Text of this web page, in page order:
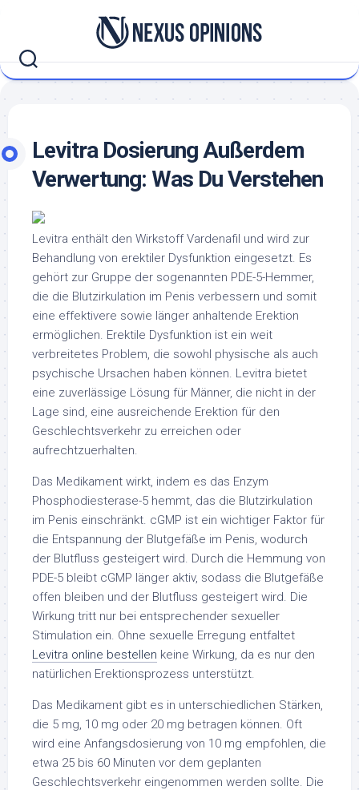
Levitra Dosierung Außerdem
Verwertung: Was Du Verstehen
Levitra enthält den Wirkstoff Vardenafil und wird zur
Behandlung von erektiler Dysfunktion eingesetzt. Es
gehört zur Gruppe der sogenannten PDE-5-Hemmer,
die die Blutzirkulation im Penis verbessern und somit
eine effektivere sowie länger anhaltende Erektion
ermöglichen. Erektile Dysfunktion ist ein weit
verbreitetes Problem, die sowohl physische als auch
psychische Ursachen haben können. Levitra bietet
eine zuverlässige Lösung für Männer, die nicht in der
Lage sind, eine ausreichende Erektion für den
Geschlechtsverkehr zu erreichen oder
aufrechtzuerhalten.
Das Medikament wirkt, indem es das Enzym
Phosphodiesterase-5 hemmt, das die Blutzirkulation
im Penis einschränkt. cGMP ist ein wichtiger Faktor für
die Entspannung der Blutgefäße im Penis, wodurch
der Blutfluss gesteigert wird. Durch die Hemmung von
PDE-5 bleibt cGMP länger aktiv, sodass die Blutgefäße
offen bleiben und der Blutfluss gesteigert wird. Die
Wirkung tritt nur bei entsprechender sexueller
Stimulation ein. Ohne sexuelle Erregung entfaltet
Levitra online bestellen keine Wirkung, da es nur den
natürlichen Erektionsprozess unterstützt.
Das Medikament gibt es in unterschiedlichen Stärken,
die 5 mg, 10 mg oder 20 mg betragen können. Oft
wird eine Anfangsdosierung von 10 mg empfohlen, die
etwa 25 bis 60 Minuten vor dem geplanten
Geschlechtsverkehr eingenommen werden sollte. Die